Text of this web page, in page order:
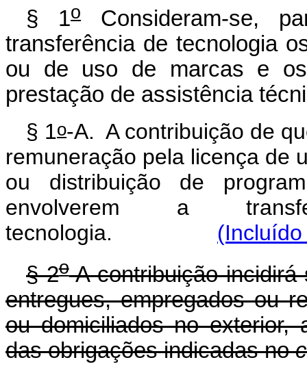
§ 1oConsideram-se,
transferência de tecnologia
ou de uso de marcas e
prestação de assistência
§ 1o-A. A contribuição de
remuneração pela licença de
ou distribuição de
envolverem a
tecnologia.
§ 2oA contribuição incidirá
entregues, empregados ou
ou domiciliados no exterior,
das obrigações indicadas no